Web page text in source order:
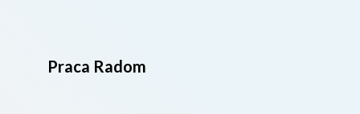
Praca Radom